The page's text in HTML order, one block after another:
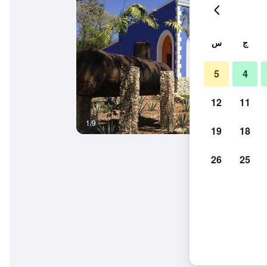
1/9
ج س
4
5
11
12
18
19
25
26